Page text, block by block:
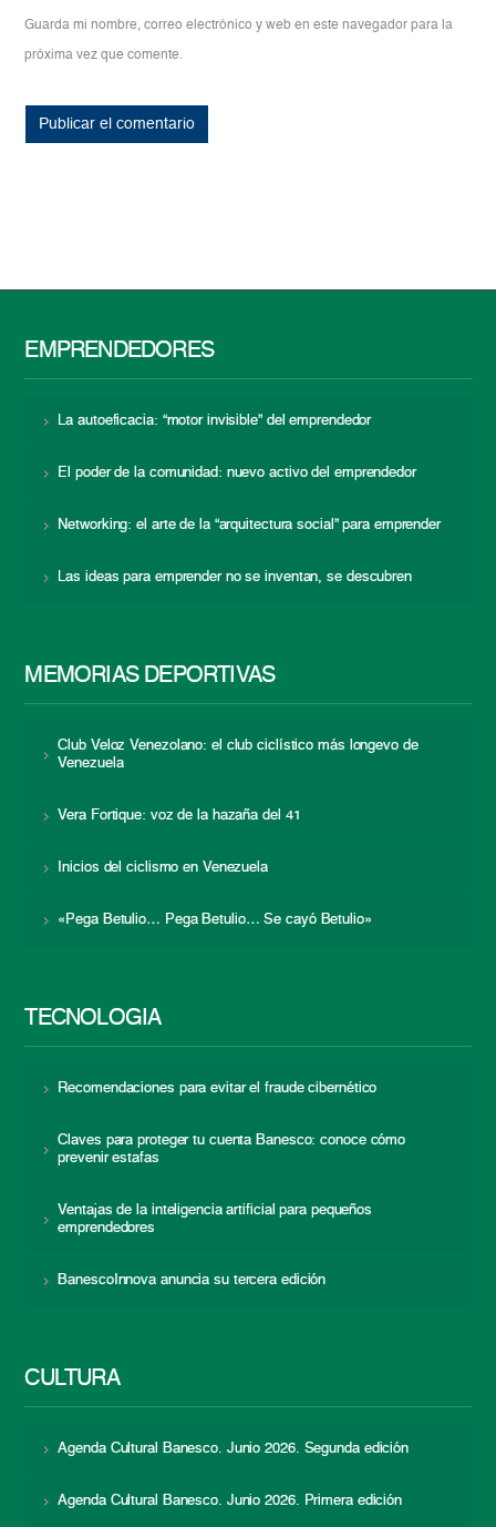
Guarda mi nombre, correo electrónico y web en este navegador para la
próxima vez que comente.
EMPRENDEDORES
La autoeficacia: “motor invisible” del emprendedor
El poder de la comunidad: nuevo activo del emprendedor
Networking: el arte de la “arquitectura social” para emprender
Las ideas para emprender no se inventan, se descubren
MEMORIAS DEPORTIVAS
Club Veloz Venezolano: el club ciclístico más longevo de
Venezuela
Vera Fortique: voz de la hazaña del 41
Inicios del ciclismo en Venezuela
«Pega Betulio… Pega Betulio… Se cayó Betulio»
TECNOLOGÍA
Recomendaciones para evitar el fraude cibernético
Claves para proteger tu cuenta Banesco: conoce cómo
prevenir estafas
Ventajas de la inteligencia artificial para pequeños
emprendedores
BanescoInnova anuncia su tercera edición
CULTURA
Agenda Cultural Banesco. Junio 2026. Segunda edición
Agenda Cultural Banesco. Junio 2026. Primera edición